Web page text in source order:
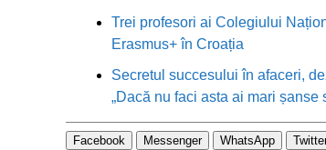
Trei profesori ai Colegiului
Erasmus+ în Croația
Secretul succesului în afaceri,
„Dacă nu faci asta ai mari șanse
Facebook Messenger WhatsApp